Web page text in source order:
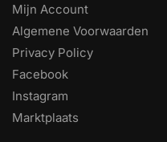
Mijn Account
Algemene Voorwaarden
Privacy Policy
Facebook
Instagram
Marktplaats